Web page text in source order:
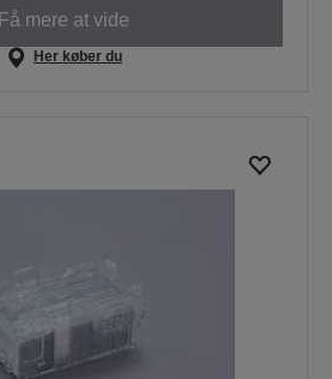
Få mere at vide
Her køber du